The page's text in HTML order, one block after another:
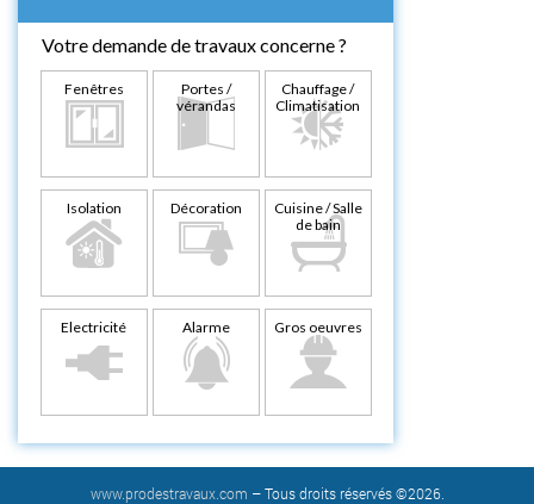
Votre demande de travaux concerne ?
Fenêtres
Portes /
vérandas
Chauffage /
Climatisation
Isolation Décoration
Cuisine / Salle
de bain
Electricité Alarme Gros oeuvres
www.prodestravaux.com – Tous droits réservés ©2026.